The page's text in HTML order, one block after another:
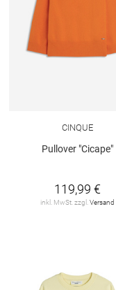
CINQUE
Pullover "Cicape"
119,99 €
inkl. MwSt. zzgl. Versand